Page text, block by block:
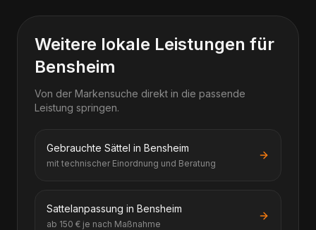
Weitere lokale Leistungen für
Bensheim
Von der Markensuche direkt in die passende
Leistung springen.
Gebrauchte Sättel in Bensheim
mit technischer Einordnung und Beratung
Sattelanpassung in Bensheim
ab 150 € je nach Maßnahme